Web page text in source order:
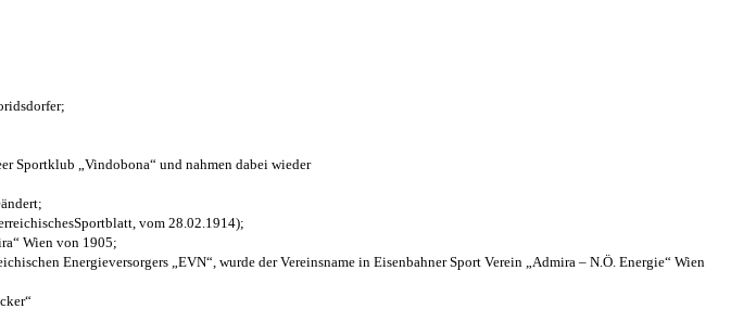
;
Sportklub „Vindobona“ und nahmen dabei wieder
vom 28.02.1914);
Wien von 1905;
Energieversorgers „EVN“, wurde der Vereinsname in Eisenbahner Sport Verein „Admira – N.Ö. Energie“ Wien